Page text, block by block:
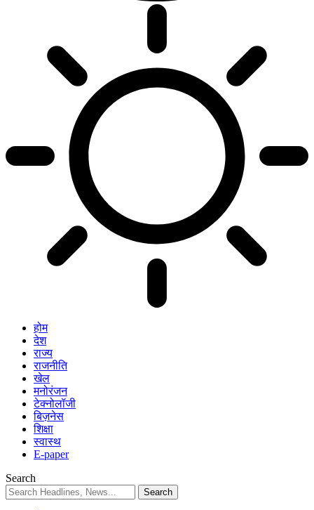
होम
देश
राज्य
राजनीति
खेल
मनोरंजन
टेक्नोलॉजी
बिज़नेस
शिक्षा
स्वास्थ
E-paper
Search